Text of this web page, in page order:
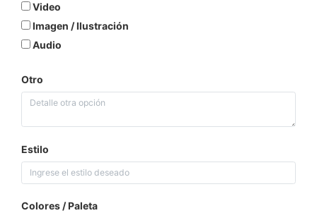
Video
Imagen / Ilustración
Audio
Otro
Estilo
Colores / Paleta